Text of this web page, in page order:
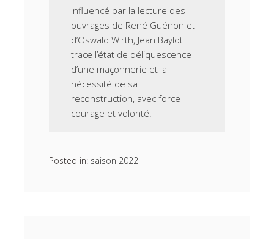
Influencé par la lecture des
ouvrages de René Guénon et
d’Oswald Wirth, Jean Baylot
trace l’état de déliquescence
d’une maçonnerie et la
nécessité de sa
reconstruction, avec force
courage et volonté.
Posted in: saison 2022